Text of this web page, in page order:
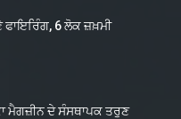
ਫਾਇਰਿੰਗ, 6 ਲੋਕ ਜ਼ਖ਼ਮੀ
ਮੈਗਜ਼ੀਨ ਦੇ ਸੰਸਥਾਪਕ ਤਰੁਣ